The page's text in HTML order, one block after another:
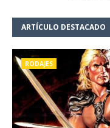
ARTÍCULO DESTACADO
RODAJES